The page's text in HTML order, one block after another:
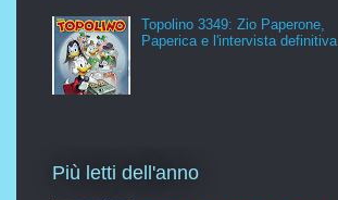
Topolino 3349: Zio Paperone,
Paperica e l'intervista definitiva
Più letti dell'anno